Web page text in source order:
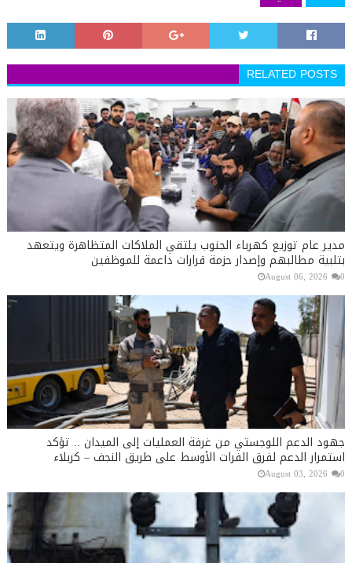
RELATED POSTS
مدير عام توزيع كهرباء الجنوب يلتقي الملاكات المتظاهرة ويتعهد
بتلبية مطالبهم وإصدار حزمة قرارات داعمة للموظفين
August 06, 2026 0
جهود الدعم اللوجستي من غرفة العمليات إلى الميدان .. تؤكد
استمرار الدعم لفرق الفرات الأوسط على طريق النجف – كربلاء
August 03, 2026 0